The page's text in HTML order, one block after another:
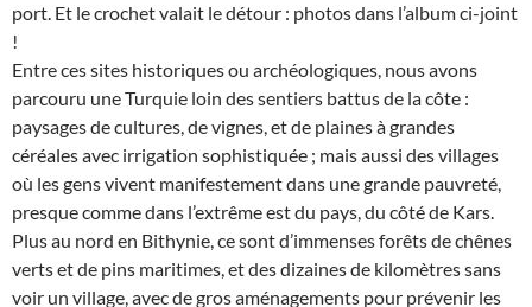
port. Et le crochet valait le détour : photos dans l’album ci-joint
!
Entre ces sites historiques ou archéologiques, nous avons
parcouru une Turquie loin des sentiers battus de la côte :
paysages de cultures, de vignes, et de plaines à grandes
céréales avec irrigation sophistiquée ; mais aussi des villages
où les gens vivent manifestement dans une grande pauvreté,
presque comme dans l’extrême est du pays, du côté de Kars.
Plus au nord en Bithynie, ce sont d’immenses forêts de chênes
verts et de pins maritimes, et des dizaines de kilomètres sans
voir un village, avec de gros aménagements pour prévenir les